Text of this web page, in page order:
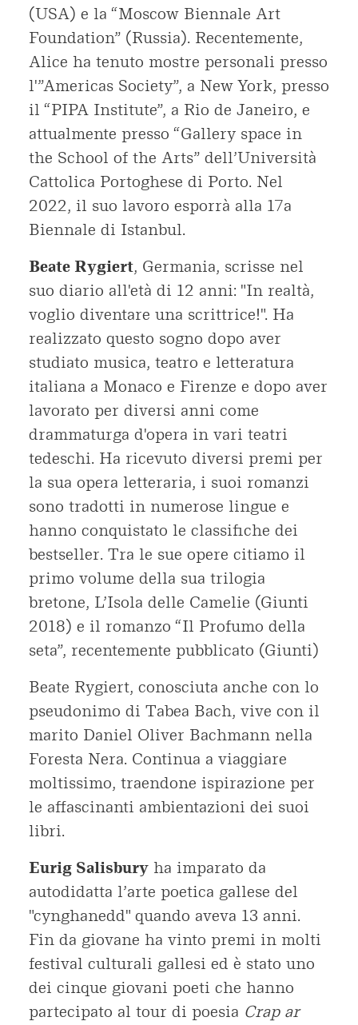
(USA) e la “Moscow Biennale Art
Foundation” (Russia). Recentemente,
Alice ha tenuto mostre personali presso
l'”Americas Society”, a New York, presso
il “PIPA Institute”, a Rio de Janeiro, e
attualmente presso “Gallery space in
the School of the Arts” dell’Università
Cattolica Portoghese di Porto. Nel
2022, il suo lavoro esporrà alla 17a
Biennale di Istanbul.
Beate Rygiert, Germania, scrisse nel
suo diario all'età di 12 anni: "In realtà,
voglio diventare una scrittrice!". Ha
realizzato questo sogno dopo aver
studiato musica, teatro e letteratura
italiana a Monaco e Firenze e dopo aver
lavorato per diversi anni come
drammaturga d'opera in vari teatri
tedeschi. Ha ricevuto diversi premi per
la sua opera letteraria, i suoi romanzi
sono tradotti in numerose lingue e
hanno conquistato le classifiche dei
bestseller. Tra le sue opere citiamo il
primo volume della sua trilogia
bretone, L’Isola delle Camelie (Giunti
2018) e il romanzo “Il Profumo della
seta”, recentemente pubblicato (Giunti)
Beate Rygiert, conosciuta anche con lo
pseudonimo di Tabea Bach, vive con il
marito Daniel Oliver Bachmann nella
Foresta Nera. Continua a viaggiare
moltissimo, traendone ispirazione per
le affascinanti ambientazioni dei suoi
libri.
Eurig Salisbury ha imparato da
autodidatta l’arte poetica gallese del
"cynghanedd" quando aveva 13 anni.
Fin da giovane ha vinto premi in molti
festival culturali gallesi ed è stato uno
dei cinque giovani poeti che hanno
partecipato al tour di poesia Crap ar